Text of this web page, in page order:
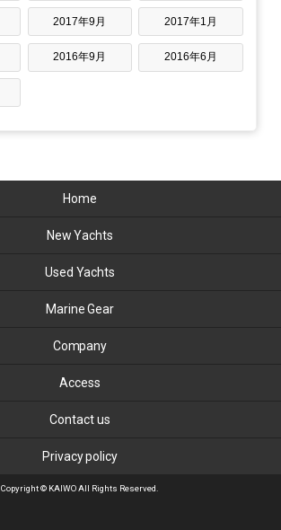
2017年9月 2017年1月
2016年9月 2016年6月
Home
New Yachts
Used Yachts
Marine Gear
Company
Access
Contact us
Privacy policy
Copyright © KAIWO All Rights Reserved.